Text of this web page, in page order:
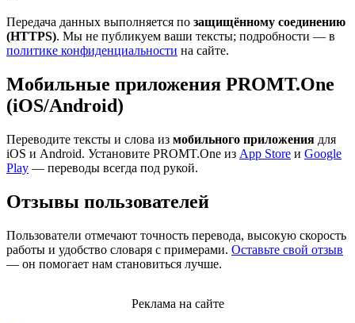
Передача данных выполняется по защищённому соединению
(HTTPS). Мы не публикуем ваши тексты; подробности — в
политике конфиденциальности на сайте.
Мобильные приложения PROMT.One
(iOS/Android)
Переводите тексты и слова из мобильного приложения для
iOS и Android. Установите PROMT.One из App Store и Google
Play — переводы всегда под рукой.
Отзывы пользователей
Пользователи отмечают точность перевода, высокую скорость
работы и удобство словаря с примерами. Оставьте свой отзыв
— он помогает нам становиться лучше.
Реклама на сайте